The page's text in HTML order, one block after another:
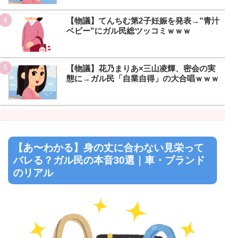
Powered by livedoor 相互RSS
【物議】てんちむ第2子妊娠を発表→"青汁
ベビー"にガル民総ツッコミｗｗｗ
【物議】花乃まりあ×三山凌輝、密会の実
態に→ガル民「自業自得」の大合唱ｗｗｗ
【あ〜わかる】身の丈に合わない見栄って
バレる？ガル民の本音30選｜車・ブランド
のリアル